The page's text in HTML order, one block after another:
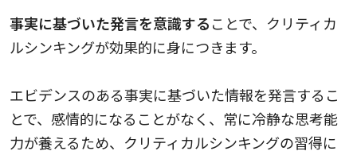
事実に基づいた発言を意識することで、クリティカ
ルシンキングが効果的に身につきます。
エビデンスのある事実に基づいた情報を発言するこ
とで、感情的になることがなく、常に冷静な思考能
力が養えるため、クリティカルシンキングの習得に